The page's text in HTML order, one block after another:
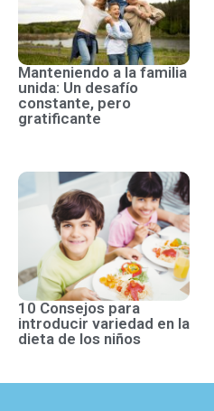
Manteniendo a la familia
unida: Un desafío
constante, pero
gratificante
10 Consejos para
introducir variedad en la
dieta de los niños